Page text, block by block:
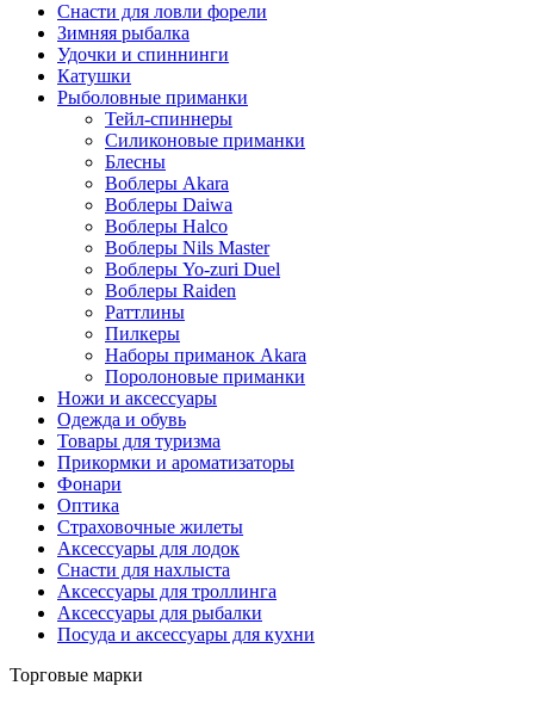
Снасти для ловли форели
Зимняя рыбалка
Удочки и спиннинги
Катушки
Рыболовные приманки
Тейл-спиннеры
Силиконовые приманки
Блесны
Воблеры Akara
Воблеры Daiwa
Воблеры Halco
Воблеры Nils Master
Воблеры Yo-zuri Duel
Воблеры Raiden
Раттлины
Пилкеры
Наборы приманок Akara
Поролоновые приманки
Ножи и аксессуары
Одежда и обувь
Товары для туризма
Прикормки и ароматизаторы
Фонари
Оптика
Страховочные жилеты
Аксессуары для лодок
Снасти для нахлыста
Аксессуары для троллинга
Аксессуары для рыбалки
Посуда и аксессуары для кухни
Торговые марки